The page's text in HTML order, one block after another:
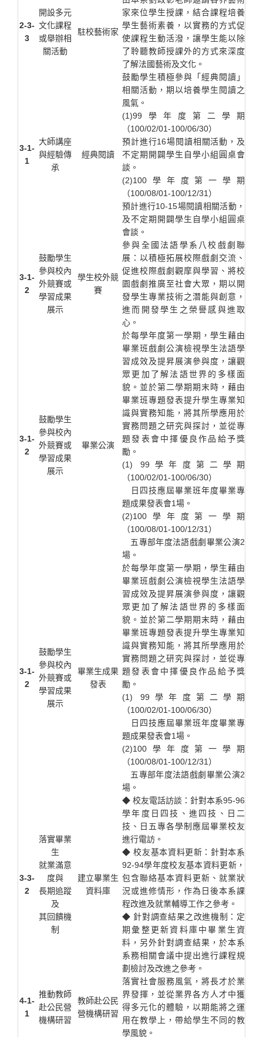
2-3-
3
開設多元
文化課程
或舉辦相
關活動
駐校藝術家
家來位學生授課，結合課程培養
學生藝術素養，以實務的方式促
使課程生動活潑，讓學生能以除
了聆聽教師授課外的方式來深度
了解法國藝術及文化。
3-1-
1
大師講座
與經驗傳
承
經典閱讀
鼓勵學生積極參與「經典閱讀」
相關活動，期以培養學生閱讀之
風氣。
(1)99學年度第二學期
（100/02/01-100/06/30）
預計進行16場閱讀相關活動，及
不定期開闢學生自學小組圓桌會
談。
(2)100學年度第一學期
（100/08/01-100/12/31）
預計進行10-15場閱讀相關活動，
及不定期開闢學生自學小組圓桌
會談。
3-1-
2
鼓勵學生
參與校內
外競賽或
學習成果
展示
學生校外競
賽
參與全國法語學系八校戲劇聯
展：以積極拓展校際戲劇交流、
促進校際戲劇觀摩與學習、將校
園戲劇推廣至社會大眾，期以開
發學生專業技術之潛能與創意，
進而開發學生之榮譽感與進取
心。
3-1-
2
鼓勵學生
參與校內
外競賽或
學習成果
展示
畢業公演
於每學年度第一學期，學生藉由
畢業班戲劇公演檢視學生法語學
習成效及提昇展演參與度，讓觀
眾更加了解法語世界的多樣面
貌。並於第二學期期末時，藉由
畢業班專題發表提升學生專業知
識與實務知能，將其所學應用於
實務問題之研究與探討，並從專
題發表會中擇優良作品給予獎
勵。
(1) 99學年度第二學期
（100/02/01-100/06/30）
日四技應屆畢業班年度畢業專
題成果發表會1場。
(2)100學年度第一學期
（100/08/01-100/12/31）
五專部年度法語戲劇畢業公演2
場。
3-1-
2
鼓勵學生
參與校內
外競賽或
學習成果
展示
畢業生成果
發表
於每學年度第一學期，學生藉由
畢業班戲劇公演檢視學生法語學
習成效及提昇展演參與度，讓觀
眾更加了解法語世界的多樣面
貌。並於第二學期期末時，藉由
畢業班專題發表提升學生專業知
識與實務知能，將其所學應用於
實務問題之研究與探討，並從專
題發表會中擇優良作品給予獎
勵。
(1) 99學年度第二學期
（100/02/01-100/06/30）
日四技應屆畢業班年度畢業專
題成果發表會1場。
(2)100學年度第一學期
（100/08/01-100/12/31）
五專部年度法語戲劇畢業公演2
場。
3-3-
2
落實畢業
生
就業滿意
度與
長期追蹤
及
其回饋機
制
建立畢業生
資料庫
◆ 校友電話訪談：針對本系95-96
學年度日四技、進四技、日二
技、日五專各學制應屆畢業校友
進行電訪。
◆ 校友基本資料更新：針對本系
92-94學年度校友基本資料更新，
包含聯絡基本資料更新、就業狀
況或進修情形，作為日後本系課
程改進及就業輔導工作之參考。
◆ 針對調查結果之改進機制：定
期彙整更新資料庫中畢業生資
料，另外針對調查結果，於本系
系務相關會議中提出進行課程規
劃檢討及改進之參考。
4-1-
1
推動教師
赴公民營
機構研習
教師赴公民
營機構研習
落實社會服務風氣，將長才於業
界發揮，並從業界各方人才中獲
得多元化的體驗，以期能將之運
用在教學上，帶給學生不同的教
學風貌。